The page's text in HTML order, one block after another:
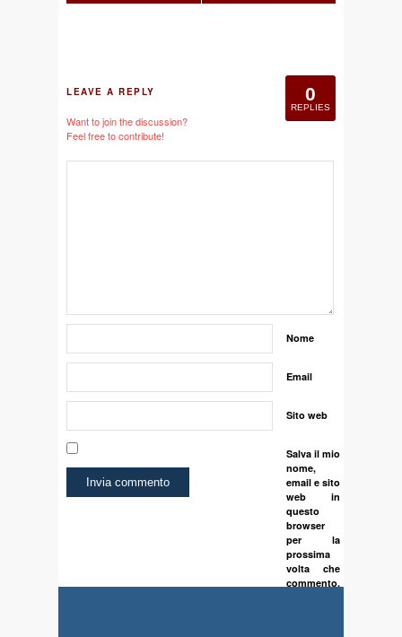
0
REPLIES
LEAVE A REPLY
Want to join the discussion?
Feel free to contribute!
Nome
Email
Sito web
Salva il mio
nome,
email e sito
web in
questo
browser
per la
prossima
volta che
commento.